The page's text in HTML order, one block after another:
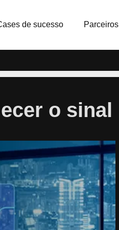
de sucesso Parceiros
o sinal